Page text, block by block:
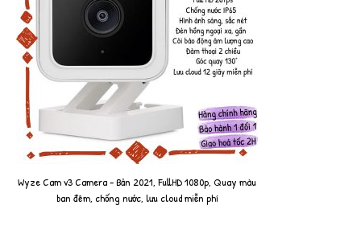
Wyze Cam v3 Camera - Bản 2021, FullHD 1080p, Quay màu
ban đêm, chống nước, lưu cloud miễn phí